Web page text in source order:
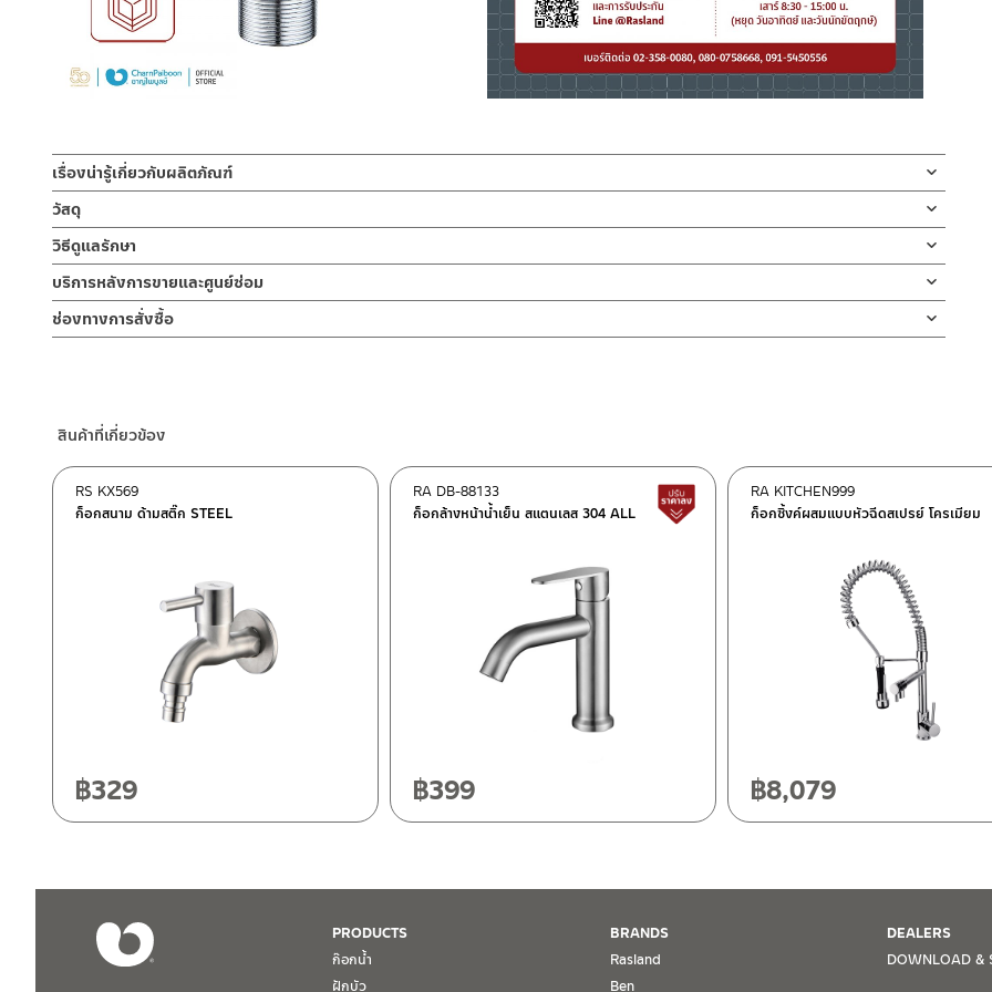
เรื่องน่ารู้เกี่ยวกับผลิตภัณฑ์
สะดืออ่างล้างหน้า POP-UP สะดืออ่างล้างมือ แบบมีท่อรูน้ำล้น สำหรับอ่างล้างหน้ามีรูน้ำล้น ผลิตจากวัสดุสแตนเลสเกรด 304
สีโครเมียมเงา ทนทานแข็งแรง ต้านการกัดกร่อนสูง และไม่ขึ้นสนิม ไม่เป็นรอยคราบน้ำ สามารถควบคุมการไหลของน้ำจากอ่าง
ล้างหน้าสู่ท่อน้ำทิ้ง สะดืออ่างล้างหน้าจะช่วยกรองเศษสิ่งสกปรกก่อนลงจากท่อ หรือ สิ่งของที่มีค่า ก่อนตกลงไปสู่ท่อน้ำทิ้ง
และสามารถใช้ในการกักน้ำเพื่อการซักล้างสิ่งของบนอ่างล้างหน้าอีกด้วย ออกแบบให้สามารถดึงแป้นถอดเพื่อเอาสิ่งอุดตัน
ออกมาทำความสะอาดได้ โดยไม่ต้องรื้อทั้งชิ้น ติดตั้งก็ง่ายด้วยตัวล็อกฐานเกลียวทองเหลือง แข็งแรงทนทาน
ลักษณะพิเศษ
4. หากแกนเสีย สามารถเปลี่ยนได้เฉพาะแกนโดยไม่ต้องถอดรื้อท่อน้ำทิ้งออกทั้งชุด
วัสดุ
วัสดุผลิตจาก
สะดือ
– สแตนเลส เกรด 304
วิธีดูแลรักษา
คำแนะนำในการดูแลรักษาผลิตภัณฑ์
1. ไม่ทำสินค้าให้เกิดความเสียหายอื่น ๆ นอกจากการใช้งานปกติ เช่นไม่ทำตก ไม่งัดหรือโยกสินค้าแรงๆ
2. ทำความสะอาดสินค้าโดยการใช้ผ้านุ่มๆชุบน้ำหมาดๆแล้วเช็ดให้แห้ง
3. ห้ามใช้สารเคมีที่มีฤทธิ์เป็นกรด ในการทำความสะอาด เนื่องจากผิวของสินค้าจะเสียหายได้
บริการหลังการขายและศูนย์ซ่อม
ช่องทางออนไลน์
– Email: contact@charnpaiboon.com
662/61-62 ถนน พระราม3 แขวงบางโพงพาง เขตยานนาวา กรุงเทพฯ 10120
โทร: 02-358-0080 / 080-075-8668 / 091-545-0556
ศูนย์บริการและอะไหล่
โทร: 080-075-2626
วันเสาร์ เวลา 8:30-15:00 น.
ช่องทางการสั่งซื้อ
–Lazada
– ซื้อสินค้าชิ้นนี้บน Shopee
ซื้อสินค้าชิ้นนี้บน Lazada
@charnpaiboon.sales
ติดต่อ ชาญไพบูลย์ / Contact Us
สินค้าที่เกี่ยวข้อง
ก็อกสนาม ด้ามสติ๊ก STEEL
RS KX569
฿329
ก็อกล้างหน้าน้ำเย็น สแตนเลส 304 ALL
RA DB-88133 สินค้าปรับราคาลดลง
฿399
ก็อกซิ้งค์ผสมแบบหัวฉีดสเปรย์ โครเมียม
RA KITCHEN999
฿8,079
PRODUCTS
ก๊อกน้ำ
ฝักบัว
BRANDS
Rasland
Ben
DEALERS
DOWNLOAD &